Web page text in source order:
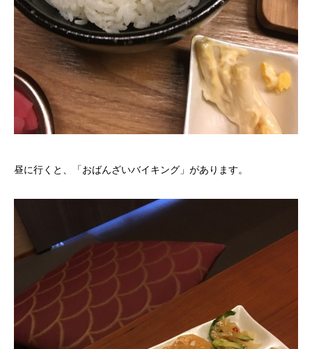
昼に行くと、「おばんざいバイキング」があります。